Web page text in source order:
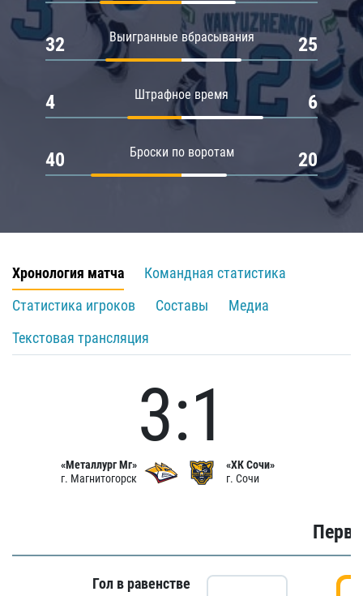
Выигранные вбрасывания
32 25
Штрафное время
4 6
Броски по воротам
40 20
Хронология матча
Командная статистика
Статистика игроков
Составы
Медиа
Текстовая трансляция
«Металлург Мг»
г. Магнитогорск
3:1
«ХК Сочи»
г. Сочи
Гол в равенстве